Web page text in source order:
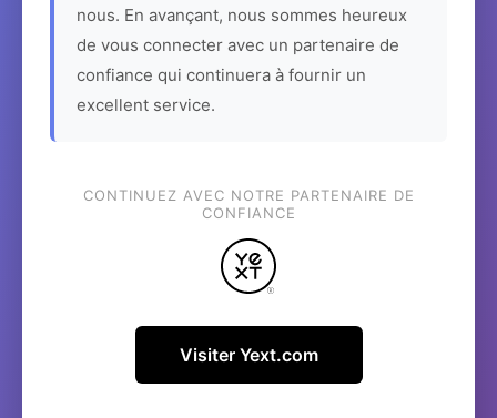
nous. En avançant, nous sommes heureux
de vous connecter avec un partenaire de
confiance qui continuera à fournir un
excellent service.
CONTINUEZ AVEC NOTRE PARTENAIRE DE
CONFIANCE
Visiter Yext.com